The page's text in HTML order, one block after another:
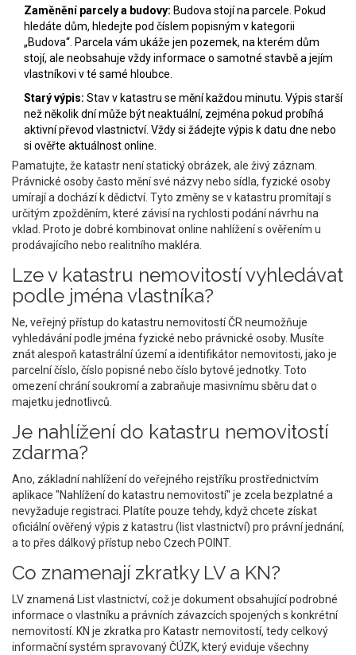
Zaměnění parcely a budovy: Budova stojí na parcele. Pokud
hledáte dům, hledejte pod číslem popisným v kategorii
„Budova“. Parcela vám ukáže jen pozemek, na kterém dům
stojí, ale neobsahuje vždy informace o samotné stavbě a jejím
vlastníkovi v té samé hloubce.
Starý výpis: Stav v katastru se mění každou minutu. Výpis starší
než několik dní může být neaktuální, zejména pokud probíhá
aktivní převod vlastnictví. Vždy si žádejte výpis k datu dne nebo
si ověřte aktuálnost online.
Pamatujte, že katastr není statický obrázek, ale živý záznam.
Právnické osoby často mění své názvy nebo sídla, fyzické osoby
umírají a dochází k dědictví. Tyto změny se v katastru promítají s
určitým zpožděním, které závisí na rychlosti podání návrhu na
vklad. Proto je dobré kombinovat online nahlížení s ověřením u
prodávajícího nebo realitního makléra.
Lze v katastru nemovitostí vyhledávat
podle jména vlastníka?
Ne, veřejný přístup do katastru nemovitostí ČR neumožňuje
vyhledávání podle jména fyzické nebo právnické osoby. Musíte
znát alespoň katastrální území a identifikátor nemovitosti, jako je
parcelní číslo, číslo popisné nebo číslo bytové jednotky. Toto
omezení chrání soukromí a zabraňuje masivnímu sběru dat o
majetku jednotlivců.
Je nahlížení do katastru nemovitostí
zdarma?
Ano, základní nahlížení do veřejného rejstříku prostřednictvím
aplikace "Nahlížení do katastru nemovitostí" je zcela bezplatné a
nevyžaduje registraci. Platíte pouze tehdy, když chcete získat
oficiální ověřený výpis z katastru (list vlastnictví) pro právní jednání,
a to přes dálkový přístup nebo Czech POINT.
Co znamenají zkratky LV a KN?
LV znamená List vlastnictví, což je dokument obsahující podrobné
informace o vlastníku a právních závazcích spojených s konkrétní
nemovitostí. KN je zkratka pro Katastr nemovitostí, tedy celkový
informační systém spravovaný ČÚZK, který eviduje všechny